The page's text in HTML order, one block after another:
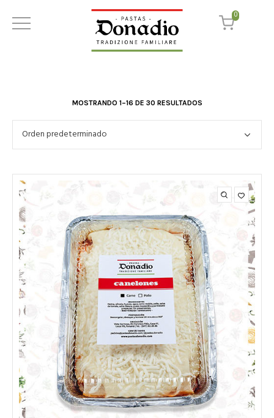
MOSTRANDO 1–16 DE 30 RESULTADOS
0